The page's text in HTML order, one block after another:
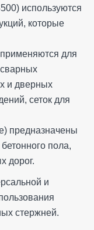
используются
которые
для
и дверных
сеток для
предназначены
пола,
дорог.
и
стержней.